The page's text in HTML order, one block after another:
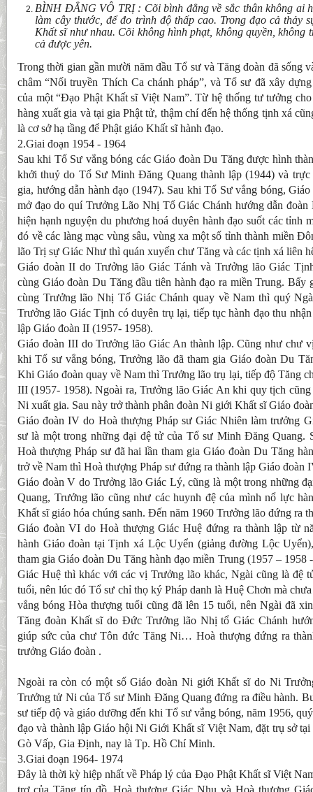
BÌNH ĐẲNG VÔ TRỊ : Cõi bình đẳng về sắc thân không ai
làm cây thước, để đo trình độ thấp cao. Trong đạo cả thảy
Khất sĩ như nhau. Cõi không hình phạt, không quyền, không
cả được yên.
Trong thời gian gần mười năm đầu Tổ sư và Tăng đoàn đã sống
châm “Nối truyền Thích Ca chánh pháp”, và Tổ sư đã xây
của một “Đạo Phật Khất sĩ Việt Nam”. Từ hệ thống tư tưởng
hàng xuất gia và tại gia Phật tử, thậm chí đến hệ thống tịnh xá
là cơ sở hạ tầng để Phật giáo Khất sĩ hành đạo.
2.Giai đoạn 1954 - 1964
Sau khi Tổ Sư vắng bóng các Giáo đoàn Du Tăng được hình
khởi thuỷ do Tổ Sư Minh Đăng Quang thành lập (1944) và
gia, hướng dẫn hành đạo (1947). Sau khi Tổ Sư vắng bóng,
mở đạo do quí Trưởng Lão Nhị Tổ Giác Chánh hướng dẫn
hiện hạnh nguyện du phương hoá duyên hành đạo suốt các tỉnh
đó về các làng mạc vùng sâu, vùng xa mộtsố tỉnh thành miền
lão Trị sự Giác Như thì quán xuyến chư Tăng và các tịnh xá liên
Giáo đoàn II do Trưởng lão Giác Tánh và Trưởng lão Giác
cùng Giáo đoàn Du Tăng đầu tiên hành đạo ra miền Trung.
cùng Trưởng lão Nhị Tổ Giác Chánh quay về Nam thì quý
Trưởng lão Giác Tịnh có duyên trụ lại, tiếp tục hành đạo thu
lập Giáo đoàn II (1957- 1958).
Giáo đoàn III do Trưởng lão Giác An thành lập. Cũng như chư
khi Tổ sư vắng bóng, Trưởng lão đã tham gia Giáo đoàn Du
Khi Giáo đoàn quay về Nam thì Trưởng lão trụ lại, tiếp độ Tăng
III (1957- 1958). Ngoài ra, Trưởng lão Giác An khi quy tịch cũng
Ni xuất gia. Sau này trở thành phân đoàn Ni giới Khất sĩ Giáo
Giáo đoàn IV do Hoà thượng Pháp sư Giác Nhiên làm trưởng
sư là một trong những đại đệ tử của Tổ sư Minh Đăng Quang.
Hoà thượng Pháp sư đã hai lần tham gia Giáo đoàn Du Tăng
trở về Nam thì Hoà thượng Pháp sư đứng ra thành lập Giáo đoàn
Giáo đoàn V do Trưởng lão Giác Lý, cũng là một trong những
Quang, Trưởng lão cũng như các huynh đệ của mình nổ lực
Khất sĩ giáo hóa chúng sanh. Đến năm 1960 Trưởng lão đứng ra
Giáo đoàn VI do Hoà thượng Giác Huệ đứng ra thành lập từ
hành Giáo đoàn tại Tịnh xá Lộc Uyển (giảng đường Lộc
tham gia Giáo đoàn Du Tăng hành đạo miền Trung (1957 –
Giác Huệ thì khác với các vị Trưởng lão khác, Ngài cũng là đệ
tuổi, nên lúc đó Tổ sư chỉ thọ ký Pháp danh là Huệ Chơn mà
vắng bóng Hòa thượng tuổi cũng đã lên 15 tuổi, nên Ngài đã
Tăng đoàn Khất sĩ do Đức Trưởng lão Nhị tổ Giác Chánh
giúp sức của chư Tôn đức Tăng Ni… Hoà thượng đứng ra
trưởng Giáo đoàn .
Ngoài ra còn có một số Giáo đoàn Ni giới Khất sĩ do Ni
Trưởng tử Ni của Tổ sư Minh Đăng Quang đứng ra điều hành.
sư tiếp độ và giáo dưỡng đến khi Tổ sư vắng bóng, năm 1956,
đạo và thành lập Giáo hội Ni Giới Khất sĩ Việt Nam, đặt trụ sở
Gò Vấp, Gia Định, nay là Tp. Hồ Chí Minh.
3.Giai đoạn 1964- 1974
Đây là thời kỳ hiệp nhất về Pháp lý của Đạo Phật Khất sĩ Việt
trợ của Tăng tín đồ, Hoà thượng Giác Nhu và Hoà thượng